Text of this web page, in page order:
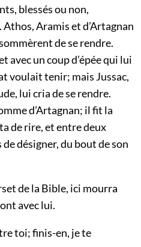
blessés ou non,
Aramis et d’Artagnan
de se rendre.
avec un coup d’épée qui lui
voulait tenir; mais Jussac,
lui cria de se rendre.
d’Artagnan; il fit la
de rire, et entre deux
désigner, du bout de son
de la Bible, ici mourra
avec lui.
toi; finis-en, je te